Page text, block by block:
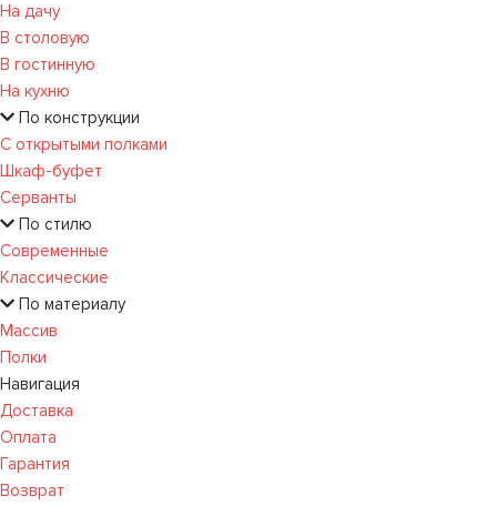
На дачу
В столовую
В гостинную
На кухню
По конструкции
С открытыми полками
Шкаф-буфет
Серванты
По стилю
Современные
Классические
По материалу
Массив
Полки
Навигация
Доставка
Оплата
Гарантия
Возврат